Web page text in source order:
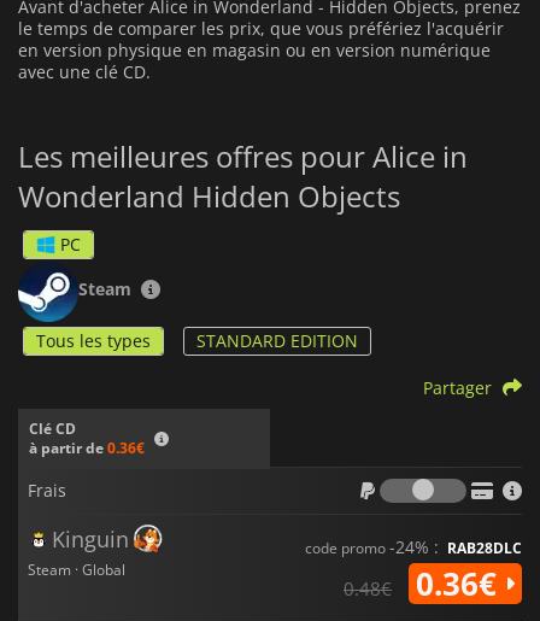
Avant d'acheter Alice in Wonderland - Hidden Objects, prenez
le temps de comparer les prix, que vous préfériez l'acquérir
en version physique en magasin ou en version numérique
avec une clé CD.
Les meilleures offres pour Alice in
Wonderland Hidden Objects
PC
Steam
Tous les types STANDARD EDITION
Clé CD
à partir de0.36€
Partager
Frais
Frais
Kinguin
Steam · Global
code promo-24% : RAB28DLC
0.48€ 0.36€